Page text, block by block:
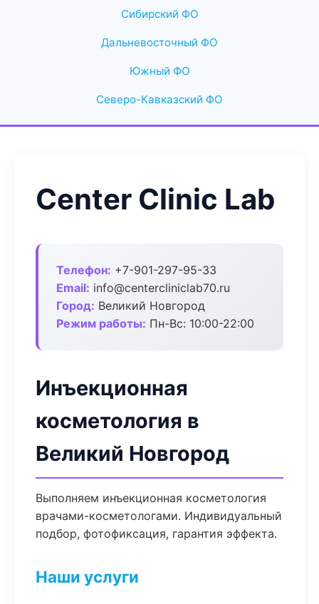
Сибирский ФО
Дальневосточный ФО
Южный ФО
Северо-Кавказский ФО
Center Clinic Lab
Телефон: +7-901-297-95-33
Email: info@centercliniclab70.ru
Город: Великий Новгород
Режим работы: Пн-Вс: 10:00-22:00
Инъекционная
косметология в
Великий Новгород
Выполняем инъекционная косметология
врачами-косметологами. Индивидуальный
подбор, фотофиксация, гарантия эффекта.
Наши услуги